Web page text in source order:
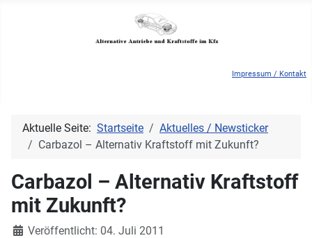
Impressum / Kontakt
Aktuelle Seite: Startseite
Aktuelles / Newsticker
Carbazol – Alternativ Kraftstoff mit Zukunft?
Carbazol – Alternativ Kraftstoff
mit Zukunft?
DetailsVeröffentlicht: 04. Juli 2011